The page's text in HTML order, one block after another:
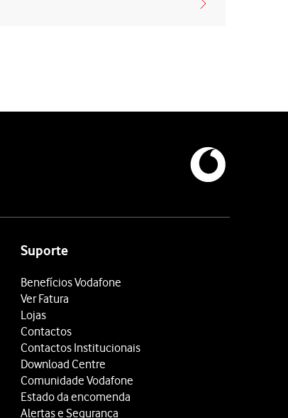
Suporte
Benefícios Vodafone
Ver Fatura
Lojas
Contactos
Contactos Institucionais
Download Centre
Comunidade Vodafone
Estado da encomenda
Alertas e Segurança